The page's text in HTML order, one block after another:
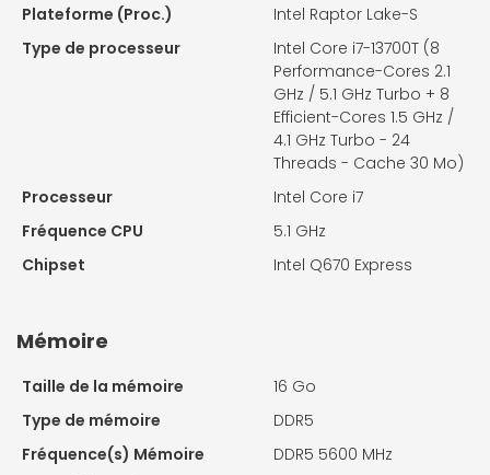
Plateforme (Proc.)
Intel Raptor Lake-S
Type de processeur
Intel Core i7-13700T (8
Performance-Cores 2.1
GHz / 5.1 GHz Turbo + 8
Efficient-Cores 1.5 GHz /
4.1 GHz Turbo - 24
Threads - Cache 30 Mo)
Processeur
Intel Core i7
Fréquence CPU
5.1 GHz
Chipset
Intel Q670 Express
Mémoire
Taille de la mémoire
16 Go
Type de mémoire
DDR5
Fréquence(s) Mémoire
DDR5 5600 MHz